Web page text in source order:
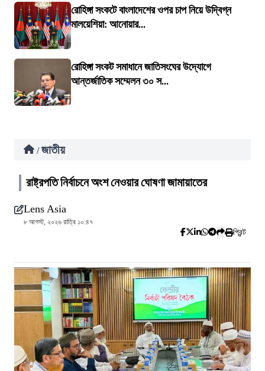
রোহিঙ্গা সংকটে বাংলাদেশের ওপর চাপ নিয়ে উদ্বিগ্ন
মালয়েশিয়া: আনোয়ার...
রোহিঙ্গা সংকট সমাধানে জাতিসংঘের উদ্যোগে
আন্তর্জাতিক সম্মেলন ৩০ স...
/ জাতীয়
রাষ্ট্রপতি নির্বাচনে অংশ নেওয়ার ঘোষণা জামায়াতের
Lens Asia
৮ আগস্ট, ২০২৬ রাত্রি ১০:৪৭
প্রিন্ট